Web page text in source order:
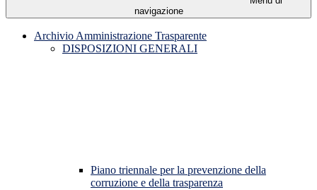
navigazione
Archivio Amministrazione Trasparente
DISPOSIZIONI GENERALI
Piano triennale per la prevenzione della
corruzione e della trasparenza